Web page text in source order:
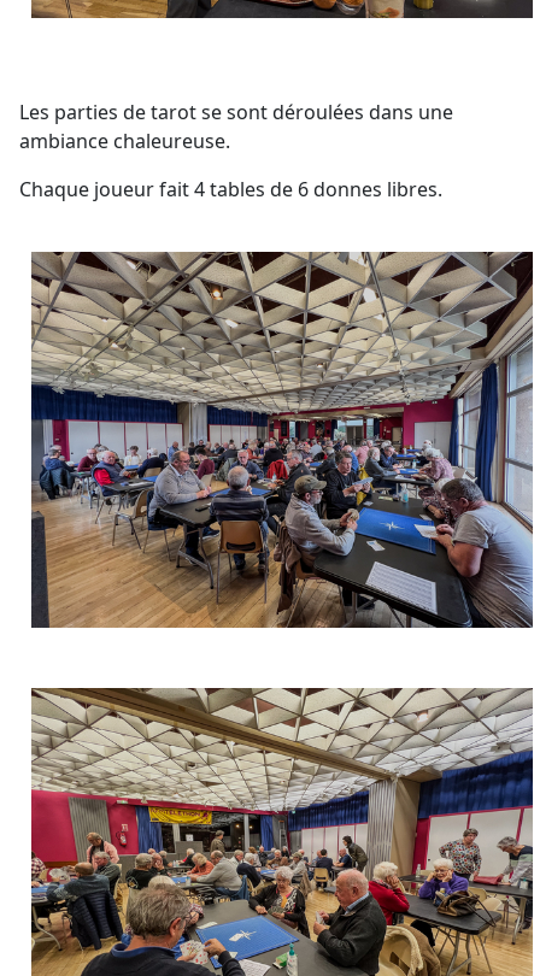
Les parties de tarot se sont déroulées dans une
ambiance chaleureuse.
Chaque joueur fait 4 tables de 6 donnes libres.